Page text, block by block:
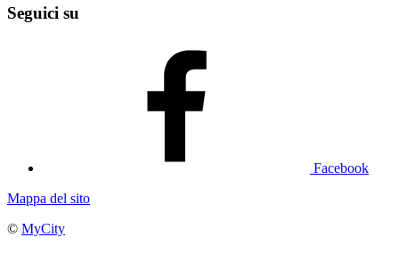
Seguici su
Facebook
Mappa del sito
© MyCity